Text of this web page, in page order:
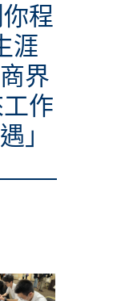
你程
涯
界
作
」